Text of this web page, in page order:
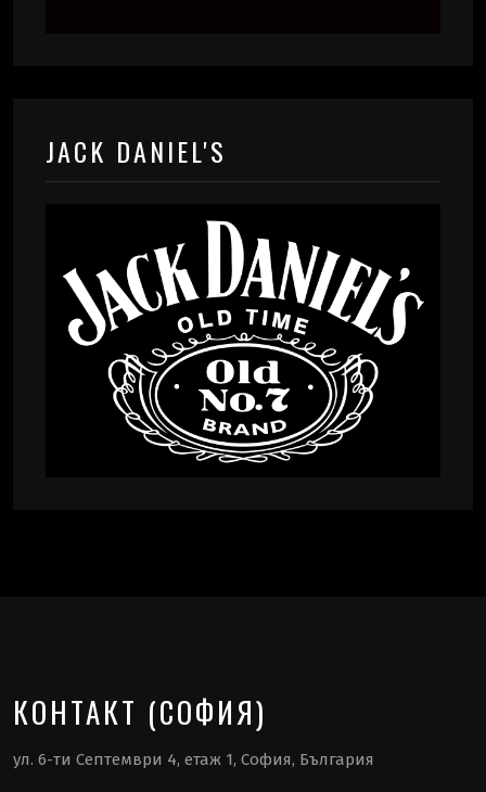
JACK DANIEL'S
КОНТАКТ (СОФИЯ)
ул. 6-ти Септември 4, етаж 1, София, България